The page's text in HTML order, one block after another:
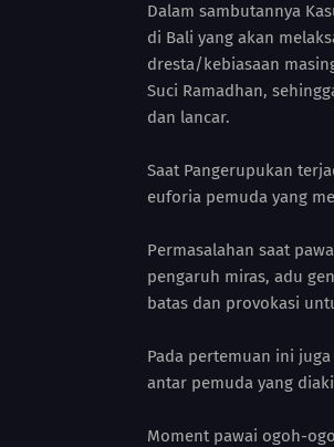
Dalam sambutannya
di Bali yang akan
dresta/kebiasaan
Suci Ramadhan,
dan lancar.
Saat Pangerupukan
euforia pemuda yang
Permasalahan saat
pengaruh miras, adu
batas dan provokasi
Pada pertemuan ini
antar pemuda yang
Moment pawai ogoh-